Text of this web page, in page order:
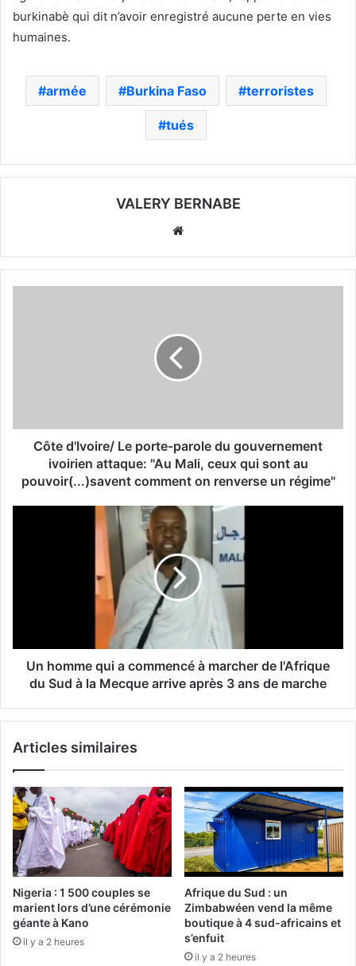
burkinabè qui dit n’avoir enregistré aucune perte en vies
humaines.
armée Burkina Faso terroristes
tués
VALERY BERNABE
Côte d'Ivoire/ Le porte-parole du gouvernement
ivoirien attaque: "Au Mali, ceux qui sont au
pouvoir(...)savent comment on renverse un régime"
Un homme qui a commencé à marcher de l'Afrique
du Sud à la Mecque arrive après 3 ans de marche
Articles similaires
Nigeria : 1 500 couples se
marient lors d’une cérémonie
géante à Kano
il y a 2 heures
Afrique du Sud : un
Zimbabwéen vend la même
boutique à 4 sud-africains et
s’enfuit
il y a 2 heures